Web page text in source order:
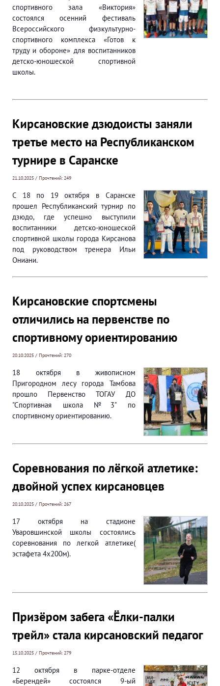
спортивного зала «Виктория»
состоялся осенний фестиваль
Всероссийского физкультурно-
спортивного комплекса «Готов к
труду и обороне» для воспитанников
детско-юношеской спортивной
школы.
Кирсановские дзюдоисты заняли
третье место на Республиканском
турнире в Саранске
21.10.2025 / Прочтений: 249
С 18 по 19 октября в Саранске
прошел Республиканский турнир по
дзюдо, где успешно выступили
воспитанники детско-юношеской
спортивной школы города Кирсанова
под руководством тренера Ильи
Ониани.
Кирсановские спортсмены
отличились на первенстве по
спортивному ориентированию
20.10.2025 / Прочтений: 270
18 октября в живописном
Пригородном лесу города Тамбова
прошло Первенство ТОГАУ ДО
"Спортивная школа №3" по
спортивному ориентированию.
Соревнования по лёгкой атлетике:
двойной успех кирсановцев
20.10.2025 / Прочтений: 267
17 октября на стадионе
Уваровшинской школы состоялись
соревнования по легкой атлетике(
эстафета 4х200м).
Призёром забега «Ёлки-палки
трейл» стала кирсановский педагог
15.10.2025 / Прочтений: 279
12 октября в парке-отделе
«Берендей» состоялся 9-ый